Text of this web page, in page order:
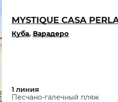
MYSTIQUE CASA
Куба, Варадеро
1 линия
Песчано-галечный пляж